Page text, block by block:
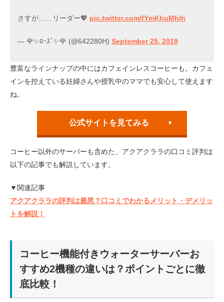
さすが……リーダー💖 pic.twitter.com/fYmKhuMhIh
— 🌹✨ﾛｰｽﾞ✨🌹 (@642280H) September 25, 2019
豊富なラインナップの中にはカフェインレスコーヒーも。カフェ
インを控えている妊婦さんや授乳中のママでも安心して使えます
ね。
公式サイトを見てみる
コーヒー以外のサーバーも含めた、アクアクララの口コミ評判は
以下の記事でも解説しています。
▼関連記事
アクアクララの評判は最悪？口コミでわかるメリット・デメリッ
トを解説！
コーヒー機能付きウォーターサーバーお
すすめ2機種の違いは？ポイントごとに徹
底比較！